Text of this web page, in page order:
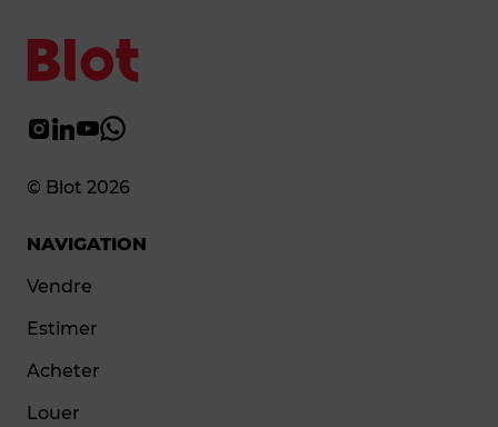
© Blot 2026
NAVIGATION
Vendre
Estimer
Acheter
Louer